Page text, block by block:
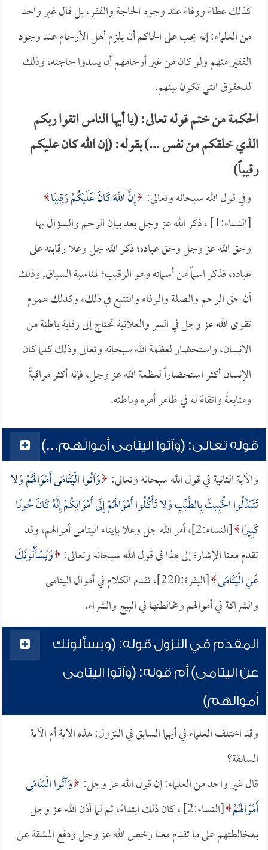
كذلك عطاءً ووفاءً عند وجود الحاجة والفقر، بل قال غير واحد
من العلماء: إنه يجب على الحاكم أن يلزم أهل الأرحام عند وجود
الفقير منهم ولو كان من غير أرحامهم أن يسدوا حاجته، وذلك
للحقوق التي تكون بينهم.
الحكمة من ختم قوله تعالى: (يا أيها الناس اتقوا ربكم
الذي خلقكم من نفس ...) بقوله: (إن الله كان عليكم
رقيباً)
وفي قول الله سبحانه وتعالى: إِنَّ اللَّهَ كَانَ عَلَيْكُمْ رَقِيبًا
[النساء:1] ، ذكر الله عز وجل بعد بيان الرحم والسؤال بها
وحق الله عز وجل وحق عباده؛ ذكر الله جل وعلا رقابته على
عباده، فذكر اسماً من أسمائه وهو الرقيب؛ لمناسبة السياق, وذلك
أن حق الرحم والصلة والوفاء والتتبع في ذلك، وكذلك عموم
تقوى الله عز وجل في السر والعلانية تحتاج إلى رقابة باطنة من
الإنسان، واستحضار لعظمة الله سبحانه وتعالى وذلك كلما كان
الإنسان أكثر استحضاراً لعظمة الله عز وجل، فإنه أكثر مراقبةً
ومتابعةً واتقاءً له في ظاهر أمره وباطنه.
قوله تعالى: (وآتوا اليتامى أموالهم...)
والآية الثانية في قول الله سبحانه وتعالى: وَآتُوا الْيَتَامَى أَمْوَالَهُمْ وَلا
تَتَبَدَّلُوا الْخَبِيثَ بِالطَّيِّبِ وَلا تَأْكُلُوا أَمْوَالَهُمْ إِلَى أَمْوَالِكُمْ إِنَّهُ كَانَ حُوبًا
كَبِيرًا
[النساء:2]، أمر الله جل وعلا بإيتاء اليتامى أموالهم، وقد
تقدم معنا الإشارة إلى هذا في قول الله سبحانه وتعالى: وَيَسْأَلُونَكَ
عَنِ الْيَتَامَى
[البقرة:220]، تقدم الكلام في أموال اليتامى
والشراكة في أموالهم ومخالطتها في البيع والشراء.
المقدم في النزول قوله: (ويسألونك
عن اليتامى) أم قوله: (وآتوا اليتامى
أموالهم)
وقد اختلف العلماء في أيهما السابق في النزول: هذه الآية أم الآية
السابقة؟
قال غير واحد من العلماء: إن قول الله عز وجل: وَآتُوا الْيَتَامَى
أَمْوَالَهُمْ
[النساء:2] ، كان ذلك ابتداءً، ثم لما أذن الله عز وجل
بمخالطتهم على ما تقدم معنا رخص الله عز وجل ودفع المشقة عن